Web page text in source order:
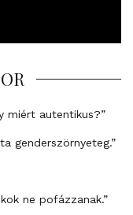
miért autentikus?”
genderszörnyeteg.”
ne pofázzanak.”